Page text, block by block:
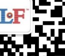
投资环境的重
物流枢纽的地